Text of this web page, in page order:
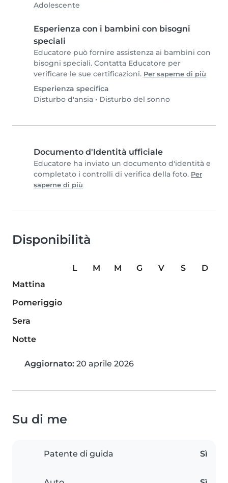
Adolescente
Esperienza con i bambini con bisogni
speciali
Educatore può fornire assistenza ai bambini con
bisogni speciali. Contatta Educatore per
verificare le sue certificazioni. Per saperne di più
Esperienza specifica
Disturbo d'ansia • Disturbo del sonno
Documento d'Identità ufficiale
Educatore ha inviato un documento d'identità e
completato i controlli di verifica della foto. Per
saperne di più
Disponibilità
L M M G V S
D
Mattina
Pomeriggio
Sera
Notte
Aggiornato: 20 aprile 2026
Su di me
Patente di guida Sì